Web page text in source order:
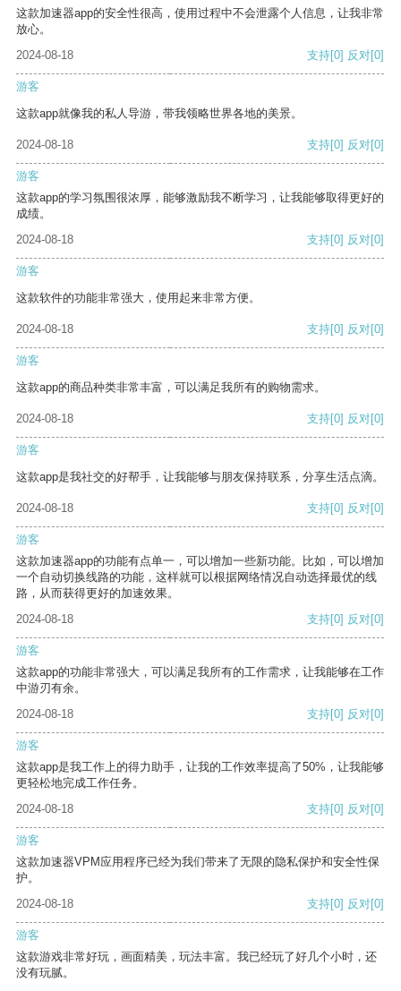
这款加速器app的安全性很高，使用过程中不会泄露个人信息，让我非常
放心。
2024-08-18
支持[0] 反对[0]
游客
这款app就像我的私人导游，带我领略世界各地的美景。
2024-08-18 支持[0] 反对[0]
游客
这款app的学习氛围很浓厚，能够激励我不断学习，让我能够取得更好的
成绩。
2024-08-18
支持[0] 反对[0]
游客
这款软件的功能非常强大，使用起来非常方便。
2024-08-18 支持[0] 反对[0]
游客
这款app的商品种类非常丰富，可以满足我所有的购物需求。
2024-08-18 支持[0] 反对[0]
游客
这款app是我社交的好帮手，让我能够与朋友保持联系，分享生活点滴。
2024-08-18 支持[0] 反对[0]
游客
这款加速器app的功能有点单一，可以增加一些新功能。比如，可以增加
一个自动切换线路的功能，这样就可以根据网络情况自动选择最优的线
路，从而获得更好的加速效果。
2024-08-18
支持[0] 反对[0]
游客
这款app的功能非常强大，可以满足我所有的工作需求，让我能够在工作
中游刃有余。
2024-08-18
支持[0] 反对[0]
游客
这款app是我工作上的得力助手，让我的工作效率提高了50%，让我能够
更轻松地完成工作任务。
2024-08-18
支持[0] 反对[0]
游客
这款加速器VPM应用程序已经为我们带来了无限的隐私保护和安全性保
护。
2024-08-18
支持[0] 反对[0]
游客
这款游戏非常好玩，画面精美，玩法丰富。我已经玩了好几个小时，还
没有玩腻。